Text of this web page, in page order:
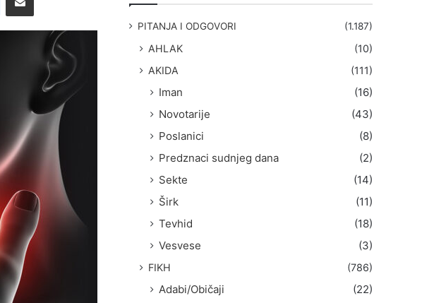
PITANJA I ODGOVORI (1.187)
AHLAK
(10)
AKIDA
(111)
Iman
(16)
Novotarije
(43)
Poslanici
(8)
Predznaci sudnjeg dana
(2)
Sekte
(14)
Širk
(11)
Tevhid
(18)
Vesvese
(3)
FIKH (786)
Adabi/Običaji
(22)